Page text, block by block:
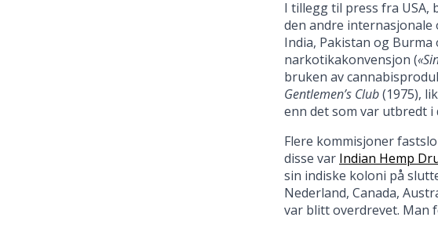
I tillegg til press fra USA,
den andre
India, Pakistan og Burma
narkotikakonvensjon (
bruken av
Gentlemen’s Club(1975),
enn det som var utbredt i
Flere kommisjoner
disse var Indian Hemp
sin indiske koloni på
Nederland, Canada,
var blitt overdrevet. Man